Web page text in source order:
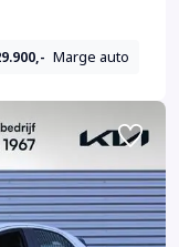
Marge auto